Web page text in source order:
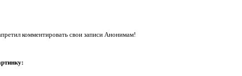
комментировать свои записи Анонимам!